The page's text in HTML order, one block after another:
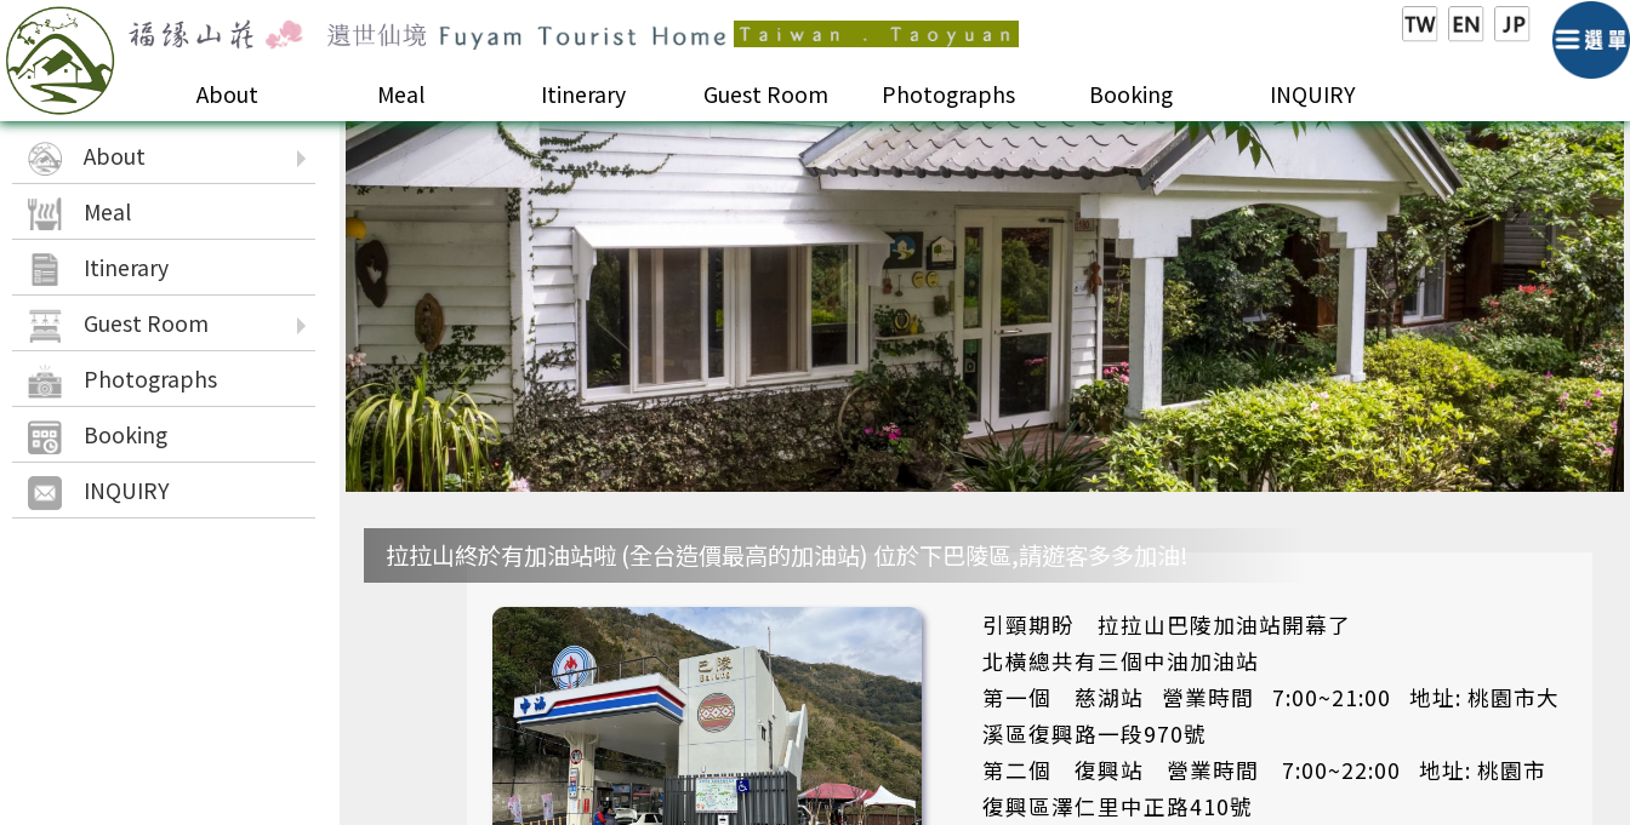
About Meal Itinerary Guest Room Photographs Booking INQUIRY
About
Meal
Itinerary
Guest Room
Photographs
Booking
INQUIRY
拉拉山終於有加油站啦 (全台造價最高的加油站) 位於下巴陵區,請遊客多多加油!
引頸期盼 拉拉山巴陵加油站開幕了
北橫總共有三個中油加油站
第一個 慈湖站 營業時間 7:00~21:00 地址: 桃園市大
溪區復興路一段970號
第二個 復興站 營業時間 7:00~22:00 地址: 桃園市
復興區澤仁里中正路410號